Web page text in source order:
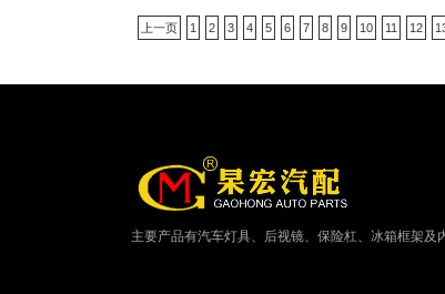
上一页 1 2 3 4 5 6 7 8 9 10 11 12
主要产品有汽车灯具、后视镜、保险杠、冰箱框架及